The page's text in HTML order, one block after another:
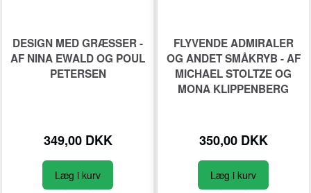
DESIGN MED GRÆSSER -
AF NINA EWALD OG POUL
PETERSEN
349,00 DKK
Læg i kurv
FLYVENDE ADMIRALER
OG ANDET SMÅKRYB - AF
MICHAEL STOLTZE OG
MONA KLIPPENBERG
350,00 DKK
Læg i kurv